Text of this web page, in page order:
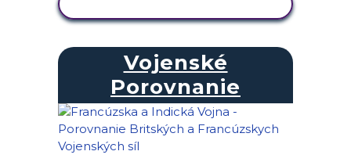
Vojenské
Porovnanie